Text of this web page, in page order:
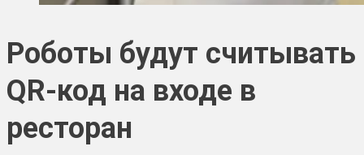
Роботы будут считывать
QR-код на входе в
ресторан